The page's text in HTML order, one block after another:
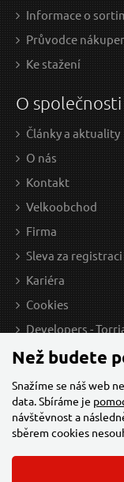
Informace o
Průvodce
Ke stažení
O společnosti
Články a aktuality
O nás
Kontakt
Velkoobchod
Firma
Sleva za registraci
Kariéra
Cookies
Developers -
Než budete
Snažíme se náš web
data. Sbíráme je
návštěvnost a
sběrem cookies